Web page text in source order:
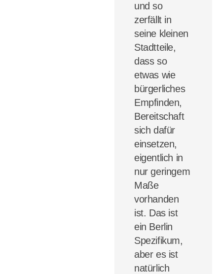
und so
zerfällt in
seine kleinen
Stadtteile,
dass so
etwas wie
bürgerliches
Empfinden,
Bereitschaft
sich dafür
einsetzen,
eigentlich in
nur geringem
Maße
vorhanden
ist. Das ist
ein Berlin
Spezifikum,
aber es ist
natürlich